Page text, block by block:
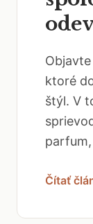
ktoré
štýl. V
Čítať